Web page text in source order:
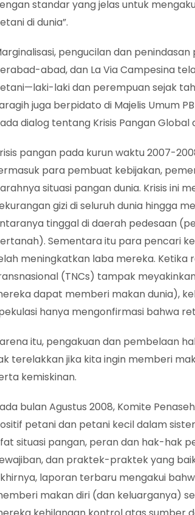
standar yang jelas untuk
di dunia”.
pengucilan dan
abad, dan La Via Campesina
laki dan perempuan sejak
juga berpidato di Majelis Umum
dialog tentang Krisis Pangan Global
pangan pada kurun waktu 2007-
para pembuat kebijakan,
situasi pangan dunia. Krisis ini
gizi di seluruh dunia hingga
tinggal di daerah pedesaan
Sementara itu para pencari
meningkatkan laba mereka.
(TNCs) tampak
dapat memberi makan dunia),
hanya mengonfirmasi bahwa
itu, pengakuan dan pembelaan
terelakkan jika kita ingin memberi
kemiskinan.
bulan Agustus 2008, Komite
petani dan petani kecil dalam
situasi pangan, peran dan hak-hak
dan praktek-praktek yang
laporan terbaru mengakui
makan diri (dan keluarganya)